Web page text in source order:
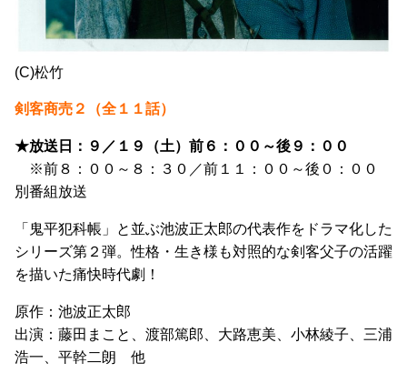
(C)松竹
剣客商売２（全１１話）
★放送日：９／１９（土）前６：００～後９：００
※前８：００～８：３０／前１１：００～後０：００
別番組放送
「鬼平犯科帳」と並ぶ池波正太郎の代表作をドラマ化した
シリーズ第２弾。性格・生き様も対照的な剣客父子の活躍
を描いた痛快時代劇！
原作：池波正太郎
出演：藤田まこと、渡部篤郎、大路恵美、小林綾子、三浦
浩一、平幹二朗 他